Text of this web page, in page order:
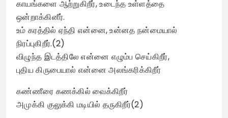
காயங்களை ஆற்றுகிறீர், உடைந்த உள்ளத்தை
ஒன்றாக்கினீர்.
உம் கரத்தில் ஏந்தி என்னை, உன்னத நன்மையால்
நிரப்புகிறீர்.(2)
விழுந்த இடத்திலே என்னை எழும்ப செய்கிறீர்,
புதிய கிருபையால் என்னை அலங்கரிக்கிறீர்
கண்ணீரை கணக்கில் வைக்கிறீர்
அமுக்கி குலுக்கி மடியில் தருகிறீர்(2)